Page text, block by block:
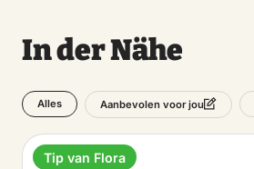
In der Nähe
Alles Aanbevolen voor jou
Hotel
Tip van Flora